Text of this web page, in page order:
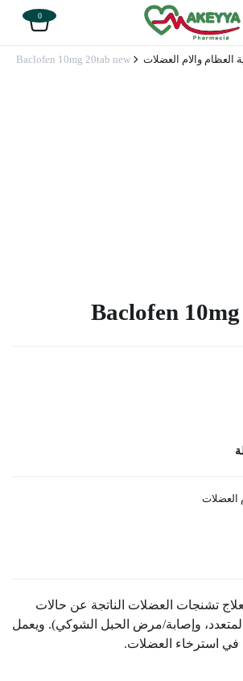
0
العظام والام العضلات Baclofen 10mg 20tab new
Baclofen
العضلات
تشنجات العضلات الناتجة عن حالات
وإصابة/مرض الحبل الشوكي). ويعمل
استرخاء العضلات.